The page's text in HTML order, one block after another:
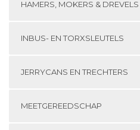
HAMERS, MOKERS & DREVELS
INBUS- EN TORXSLEUTELS
JERRYCANS EN TRECHTERS
MEETGEREEDSCHAP